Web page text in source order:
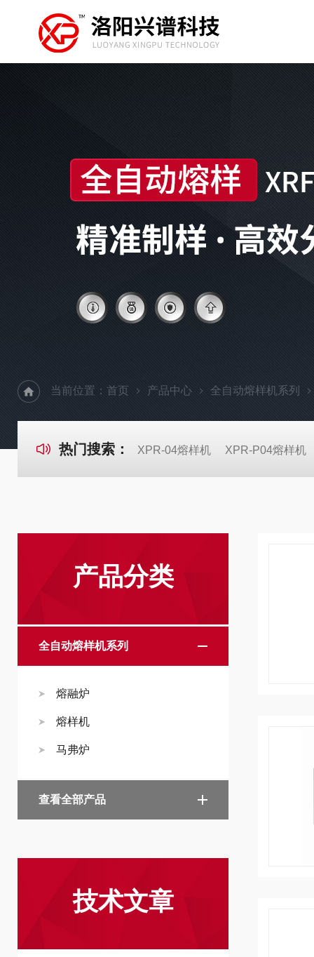
当前位置： 首页 产品中心 全自动熔样机系列
热门搜索： XPR-04熔样机 XPR-P04熔样机
产品分类
全自动熔样机系列
熔融炉
熔样机
马弗炉
查看全部产品
技术文章